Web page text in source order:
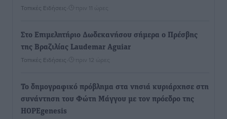
Τοπικές Ειδήσεις πριν 11 ώρες
Στο Επιμελητήριο Δωδεκανήσου σήμερα ο Πρέσβης
της Βραζιλίας Laudemar Aguiar
Τοπικές Ειδήσεις πριν 12 ώρες
To δημογραφικό πρόβλημα στα νησιά κυριάρχησε στη
συνάντηση του Φώτη Μάγγου με τον πρόεδρο της
HOPEgenesis